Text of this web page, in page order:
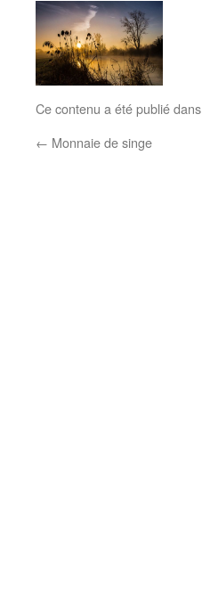
Ce contenu a été publié dans
← Monnaie de singe